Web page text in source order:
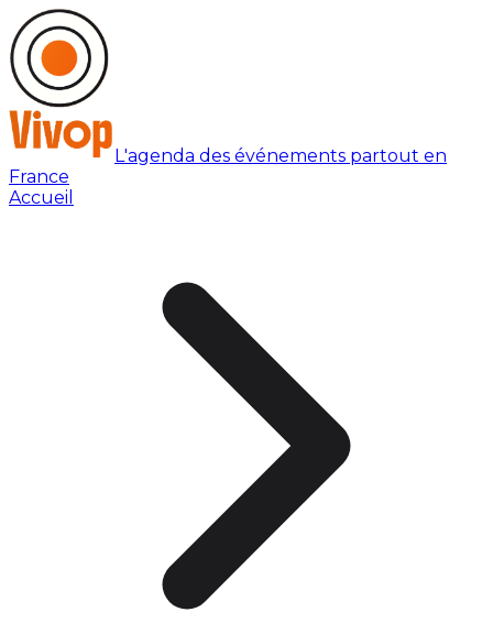
L'agenda des événements partout en
France
Accueil